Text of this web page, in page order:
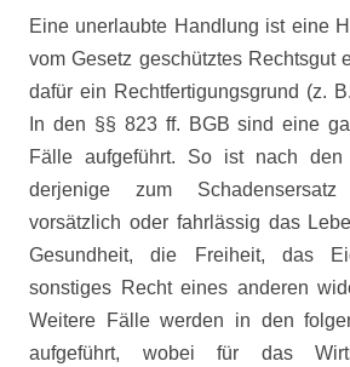
Eine unerlaubte Handlung ist eine
vom Gesetz geschütztes Rechtsgut
dafür ein Rechtfertigungsgrund (z.
In den §§ 823 ff. BGB sind eine
Fälle aufgeführt. So ist nach
derjenige zum
vorsätzlich oder fahrlässig das
Gesundheit, die Freiheit, das
sonstiges Recht eines anderen
Weitere Fälle werden in den
aufgeführt, wobei für das